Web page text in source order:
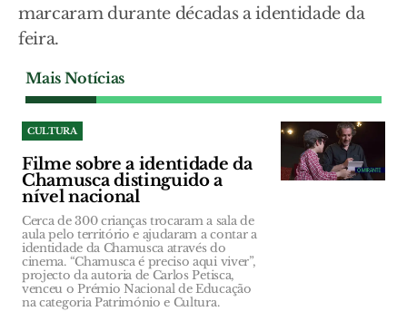
marcaram durante décadas a identidade da
feira.
Mais Notícias
CULTURA
Filme sobre a identidade da
Chamusca distinguido a
nível nacional
Cerca de 300 crianças trocaram a sala de
aula pelo território e ajudaram a contar a
identidade da Chamusca através do
cinema. “Chamusca é preciso aqui viver”,
projecto da autoria de Carlos Petisca,
venceu o Prémio Nacional de Educação
na categoria Património e Cultura.